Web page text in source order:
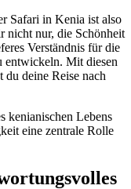
Safari in Kenia ist also
nicht nur, die Schönheit
Verständnis für die
entwickeln. Mit diesen
deine Reise nach
kenianischen Lebens
eine zentrale Rolle